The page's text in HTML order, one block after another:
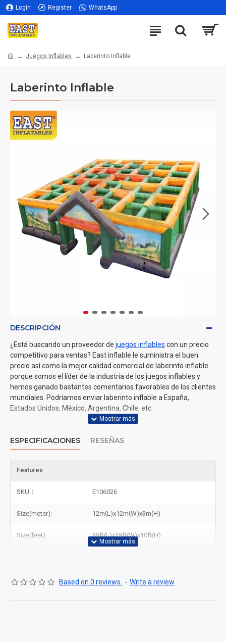
Login Register WhatsApp
Juegos Inflables Laberinto Inflable
Laberinto Inflable
DESCRIPCIÓN
¿Está buscando un proveedor de juegos inflables con un precio
competitivo para ventas? East inflable le suministra el buen
precio así como la mejor calidad comercial de laberinto inflable
porque somos el líder de la industria de los juegos inflables y
hemos ganado bastantes comentarios favorables de los clientes
mundiales. Podríamos enviar laberinto inflable a España,
Estados Unidos, México, Argentina, Chile, etc.
ESPECIFICACIONES RESEÑAS
Features
SKU： E106026
Size(meter): 12m(L)x12m(W)x3m(H)
Size(feet): 39ft(L)x39ft(W)x10ft(H)
Based on 0 reviews. - Write a review